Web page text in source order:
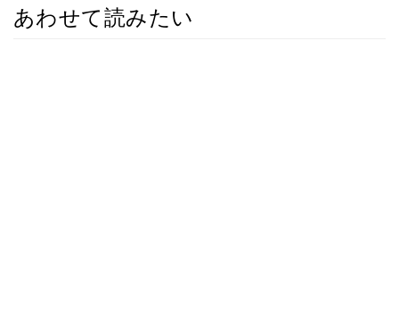
あわせて読みたい